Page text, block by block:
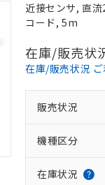
近接センサ, 直
コード, 5m
在庫/販売状
在庫/販売状況
販売状況
機種区分
在庫状況